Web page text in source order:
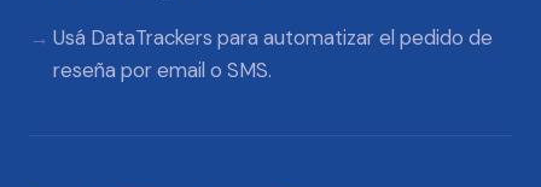
Usá DataTrackers para automatizar el pedido de
reseña por email o SMS.